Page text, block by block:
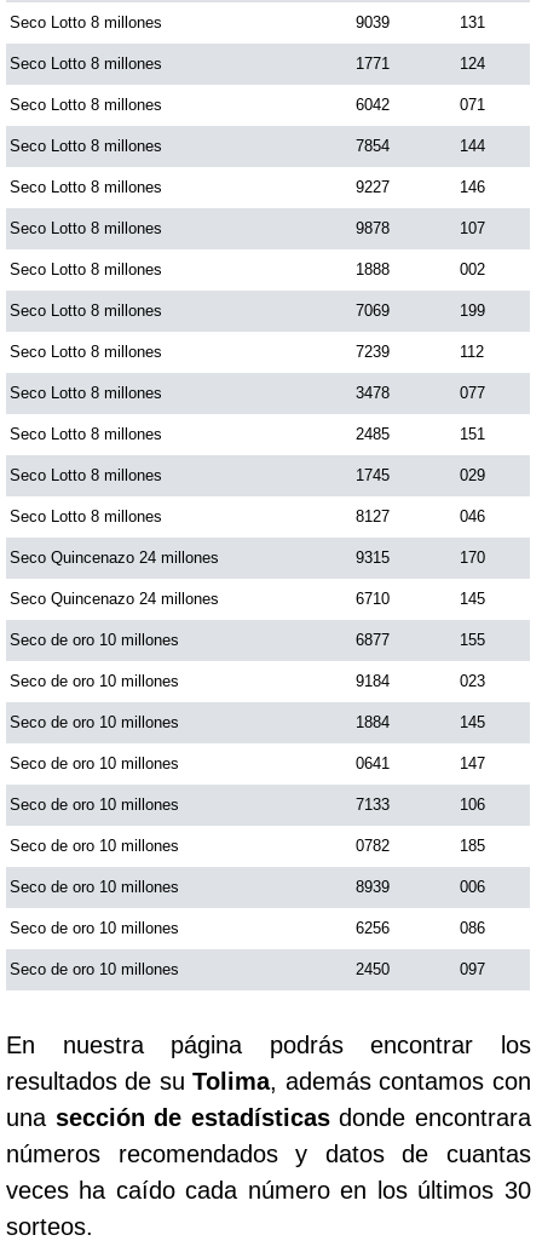
Motilon Tarde
Motilon Noche
Paisita Día
Paisita Noche
Paisita 3
Pick 3 Día
Pick 3 Noche
Pick 4 Día
Pick 4 Noche
Pijao de Oro
Sinuano Día
Sinuano Noche
Super Chontico Noche
Seco Lotto 8 millones 9039 131
Seco Lotto 8 millones 1771 124
Seco Lotto 8 millones 6042 071
Seco Lotto 8 millones 7854 144
Seco Lotto 8 millones 9227 146
Seco Lotto 8 millones 9878 107
Seco Lotto 8 millones 1888 002
Seco Lotto 8 millones 7069 199
Seco Lotto 8 millones 7239 112
Seco Lotto 8 millones 3478 077
Seco Lotto 8 millones 2485 151
Seco Lotto 8 millones 1745 029
Seco Lotto 8 millones 8127 046
Seco Quincenazo 24 millones 9315 170
Seco Quincenazo 24 millones 6710 145
Seco de oro 10 millones 6877 155
Seco de oro 10 millones 9184 023
Seco de oro 10 millones 1884 145
Seco de oro 10 millones 0641 147
Seco de oro 10 millones 7133 106
Seco de oro 10 millones 0782 185
Seco de oro 10 millones 8939 006
Seco de oro 10 millones 6256 086
Seco de oro 10 millones 2450 097
En nuestra página podrás encontrar los
resultados de suTolima, además contamos con
una sección de estadísticasdonde encontrara
números recomendados y datos de cuantas
veces ha caído cada número en los últimos 30
sorteos.